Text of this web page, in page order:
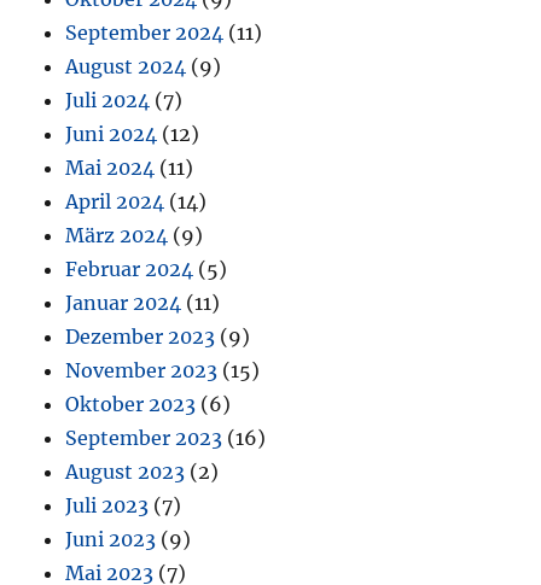
September 2024 (11)
August 2024 (9)
Juli 2024 (7)
Juni 2024 (12)
Mai 2024 (11)
April 2024 (14)
März 2024 (9)
Februar 2024 (5)
Januar 2024 (11)
Dezember 2023 (9)
November 2023 (15)
Oktober 2023 (6)
September 2023 (16)
August 2023 (2)
Juli 2023 (7)
Juni 2023 (9)
Mai 2023 (7)